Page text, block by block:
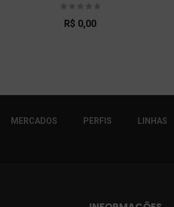
R$ 0,00
MERCADOS PERFIS LINHAS